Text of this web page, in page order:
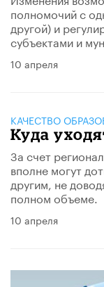
полномочий с
другой) и
субъектами и
10 апреля
КАЧЕСТВО
Куда
За счет
вполне могут
другим, не
полном объеме.
10 апреля